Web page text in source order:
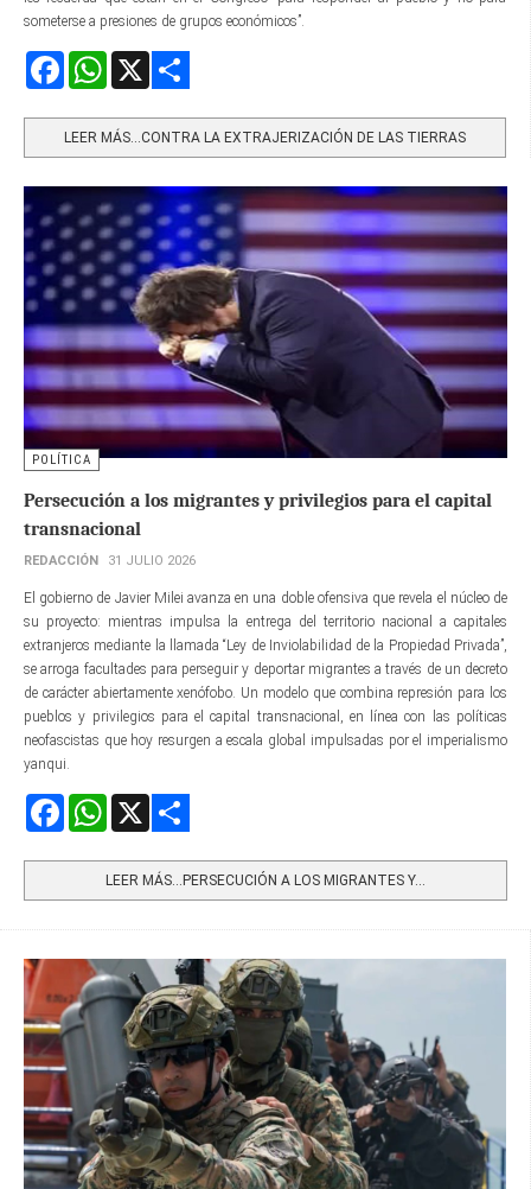
someterse a presiones de grupos económicos”.
FacebookWhatsApp
LEER MÁS…CONTRA LA EXTRAJERIZACIÓN DE LAS TIERRAS
POLÍTICA
Persecución a los migrantes y privilegios para el capital
transnacional
REDACCIÓN 31 JULIO 2026
El gobierno de Javier Milei avanza en una doble ofensiva que revela el núcleo de
su proyecto: mientras impulsa la entrega del territorio nacional a capitales
extranjeros mediante la llamada “Ley de Inviolabilidad de la Propiedad Privada”,
se arroga facultades para perseguir y deportar migrantes a través de un decreto
de carácter abiertamente xenófobo. Un modelo que combina represión para los
pueblos y privilegios para el capital transnacional, en línea con las políticas
neofascistas que hoy resurgen a escala global impulsadas por el imperialismo
yanqui.
FacebookWhatsApp
LEER MÁS…PERSECUCIÓN A LOS MIGRANTES Y...